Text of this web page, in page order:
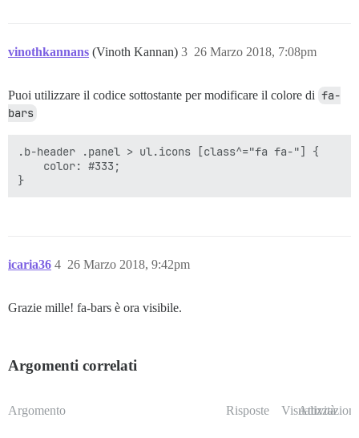
vinothkannans (Vinoth Kannan) 26 Marzo 2018, 7:08pm
3
Puoi utilizzare il codice sottostante per modificare il colore di fa-
bars
.b-header .panel > ul.icons [class^="fa fa-"] {
    color: #333;
icaria36 26 Marzo 2018, 9:42pm
4
Grazie mille! fa-bars è ora visibile.
Argomenti correlati
Argomento Risposte Visualizzazioni
Attività